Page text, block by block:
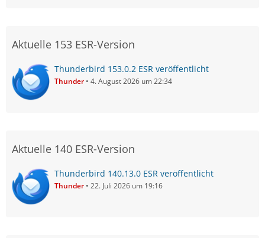
Aktuelle 153 ESR-Version
Thunderbird 153.0.2 ESR veröffentlicht
Thunder 4. August 2026 um 22:34
Aktuelle 140 ESR-Version
Thunderbird 140.13.0 ESR veröffentlicht
Thunder 22. Juli 2026 um 19:16